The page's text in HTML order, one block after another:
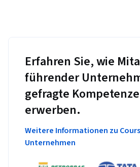
Erfahren Sie, wie
führender
gefragte
erwerben.
Weitere Informationen zu
Unternehmen